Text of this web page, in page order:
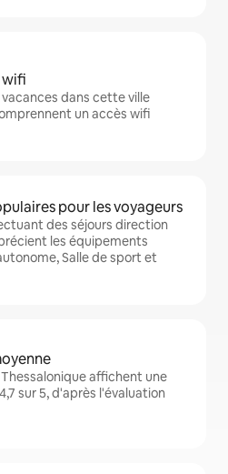
dans cette ville
un accès wifi
pour les voyageurs
des séjours direction
les équipements
Salle de sport et
affichent une
sur 5, d'après l'évaluation